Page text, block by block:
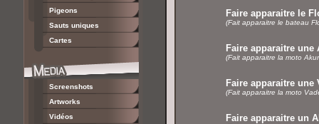
Pigeons
Sauts uniques
Cartes
Screenshots
Artworks
Vidéos
Faire apparaitre le
(Fait apparaitre le bateau
Faire apparaitre une
(Fait apparaitre la moto
Faire apparaitre une
(Fait apparaitre la moto
Faire apparaitre un